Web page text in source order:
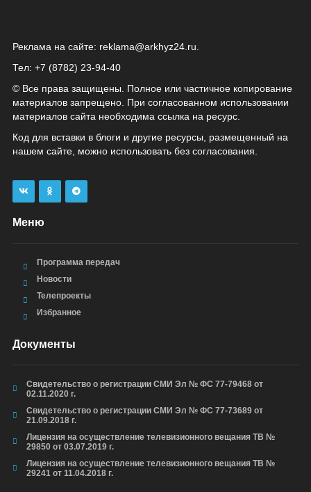
Реклама на сайте: reklama@arkhyz24.ru
Тел: +7 (8782) 23‑94‑40
© Все права защищены. Полное или частичное копирование
материалов запрещено. При согласованном использовании
материалов сайта необходима ссылка на ресурс.
Код для вставки в блоги и другие ресурсы, размещенный на
нашем сайте, можно использовать без согласования.
Меню
Программа передач
Новости
Телепроекты
Избранное
Документы
Свидетельство о регистрации СМИ Эл № ФС 77-79468 от
02.11.2020 г.
Свидетельство о регистрации СМИ Эл № ФС 77-73689 от
21.09.2018 г.
Лицензия на осуществление телевизионного вещания ТВ №
29850 от 03.07.2019 г.
Лицензия на осуществление телевизионного вещания ТВ №
29241 от 11.04.2018 г.